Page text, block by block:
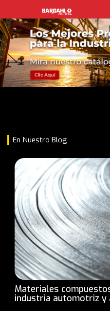
En Nuestro Blog
Materiales
industria automotriz y